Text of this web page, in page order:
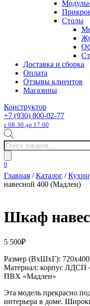
Столы
Доставка и сборка
Оплата
Отзывы клиентов
Магазины
Конструктор
+7 (930) 800-02-77
с 08:30 до 17:00
Поиск
товаров
0
Главная /Каталог /Кухни
навесной 400 (Мадлен)
Шкаф
5 500₽
Размер (ВхШхГ):
Материал: корпус ЛДСП
ПВХ «Мадлен»
Эта модель прекрасно
интерьера в доме.